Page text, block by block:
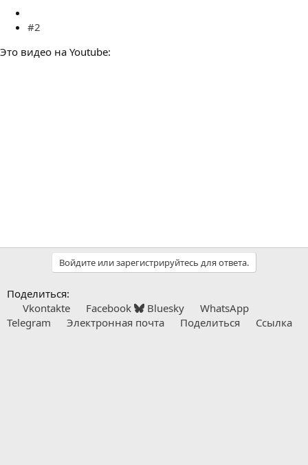
#2
Это видео на Youtube:
Войдите или зарегистрируйтесь для ответа.
Поделиться:
Vkontakte
Facebook Bluesky
WhatsApp
Telegram
Электронная почта Поделиться Ссылка